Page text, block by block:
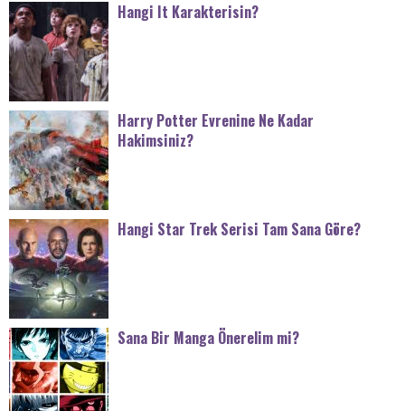
Hangi It Karakterisin?
Harry Potter Evrenine Ne Kadar
Hakimsiniz?
Hangi Star Trek Serisi Tam Sana Göre?
Sana Bir Manga Önerelim mi?